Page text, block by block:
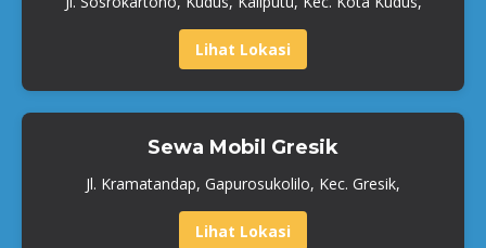
Lihat Lokasi
Sewa Mobil Gresik
Jl. Kramatandap, Gapurosukolilo, Kec. Gresik,
Lihat Lokasi